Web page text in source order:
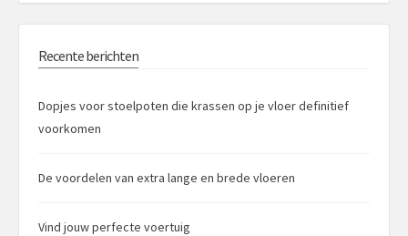
Recente berichten
Dopjes voor stoelpoten die krassen op je vloer definitief
voorkomen
De voordelen van extra lange en brede vloeren
Vind jouw perfecte voertuig